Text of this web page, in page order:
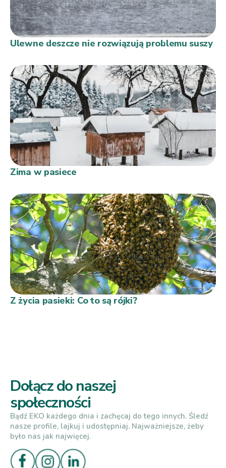
Ulewne deszcze nie rozwiązują problemu suszy
Zima w pasiece
Z życia pasieki: Co to są rójki?
Dołącz do naszej
społeczności
Bądź EKO każdego dnia i zachęcaj do tego innych. Śledź
nasze profile, lajkuj i udostępniaj. Najważniejsze, żeby
było nas jak najwięcej.